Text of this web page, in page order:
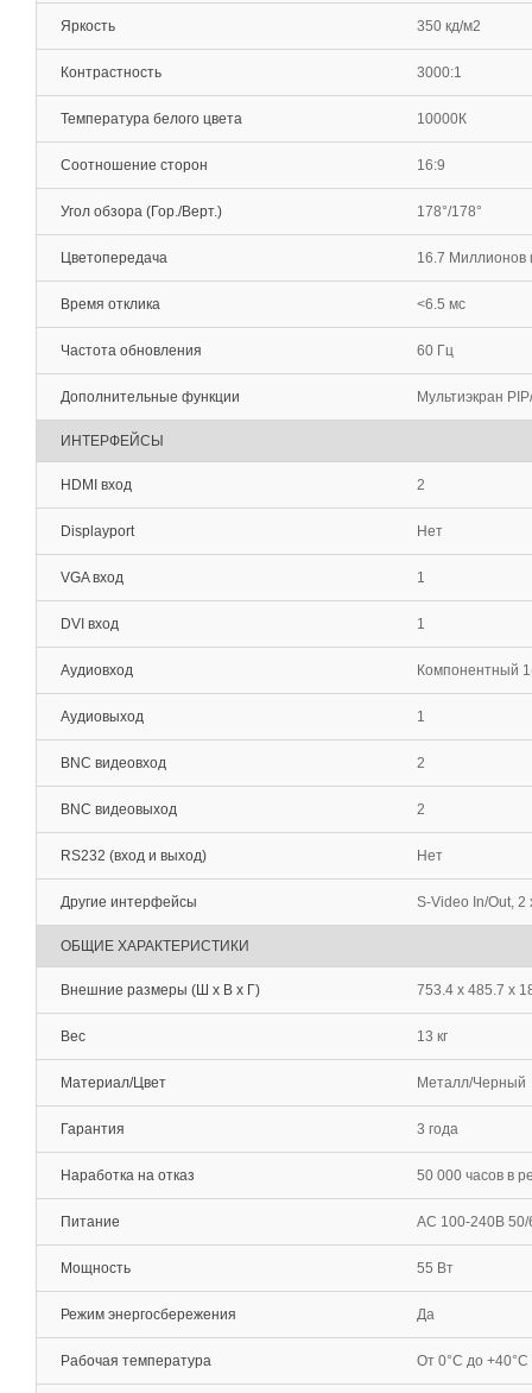
Яркость 350 кд/м2
Контрастность 3000:1
Температура белого цвета 10000К
Соотношение сторон 16:9
Угол обзора (Гор./Верт.) 178°/178°
Цветопередача 16.7 Миллионов
Время отклика <6.5 мс
Частота обновления 60 Гц
Дополнительные функции Мультиэкран
ИНТЕРФЕЙСЫ
HDMI вход 2
Displayport Нет
VGA вход 1
DVI вход 1
Аудиовход Компонентный
Аудиовыход 1
BNC видеовход 2
BNC видеовыход 2
RS232 (вход и выход) Нет
Другие интерфейсы S-Video In/Out, 2
ОБЩИЕ ХАРАКТЕРИСТИКИ
Внешние размеры (Ш х В х Г) 753.4 х 485.7 х
Вес 13 кг
Материал/Цвет Металл/Черный
Гарантия 3 года
Наработка на отказ 50 000 часов в
Питание AC 100-240В 50/
Мощность 55 Вт
Режим энергосбережения Да
Рабочая температура От 0°С до +40°С